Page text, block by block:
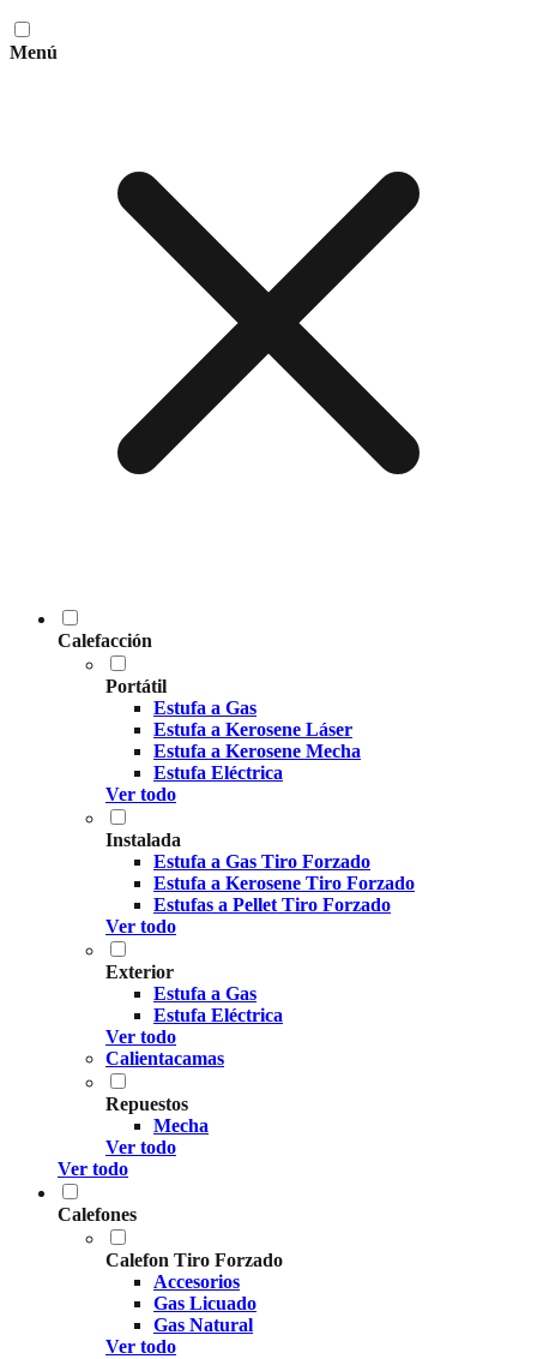
Menú
Calefacción
Portátil
Estufa a Gas
Estufa a Kerosene Láser
Estufa a Kerosene Mecha
Estufa Eléctrica
Ver todo
Instalada
Estufa a Gas Tiro Forzado
Estufa a Kerosene Tiro Forzado
Estufas a Pellet Tiro Forzado
Ver todo
Exterior
Estufa a Gas
Estufa Eléctrica
Ver todo
Calientacamas
Repuestos
Mecha
Ver todo
Ver todo
Calefones
Calefon Tiro Forzado
Accesorios
Gas Licuado
Gas Natural
Ver todo